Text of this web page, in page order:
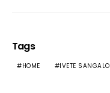
Tags
HOME IVETE SANGALO